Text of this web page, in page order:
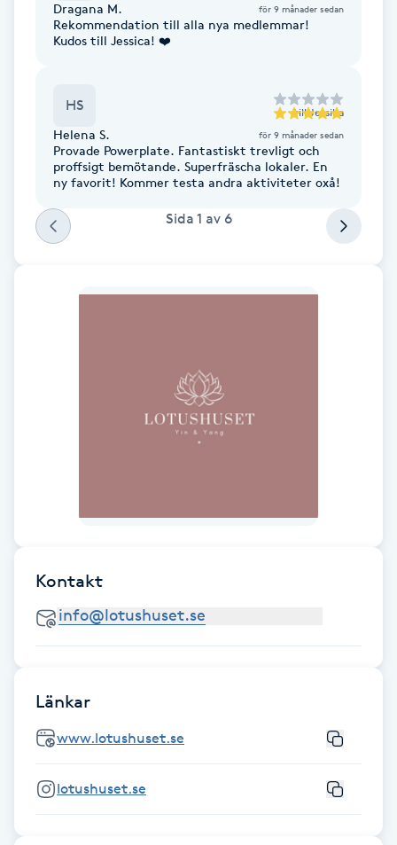
Fotsvamp
Fransborttagning
Fransfärgning
Fransförlängning
Frekvensterapi
Friskvårdsmassage
Frisör
Funktionsanalys
Färgning
Föning
Dragana M. för 9 månader sedan
Rekommendation till alla nya medlemmar!
Kudos till Jessica! ❤️
HS till Jessika
Helena S. för 9 månader sedan
Provade Powerplate. Fantastiskt trevligt och
proffsigt bemötande. Superfräscha lokaler. En
ny favorit! Kommer testa andra aktiviteter oxå!
Sida 1 av 6
Kontakt
Länkar
www.lotushuset.se
lotushuset.se